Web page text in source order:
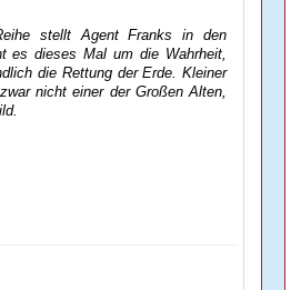
stellt Agent Franks in den
es dieses Mal um die Wahrheit,
die Rettung der Erde. Kleiner
nicht einer der Großen Alten,